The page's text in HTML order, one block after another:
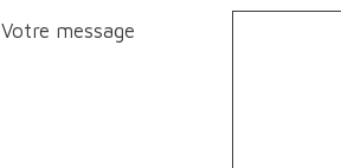
Votre message